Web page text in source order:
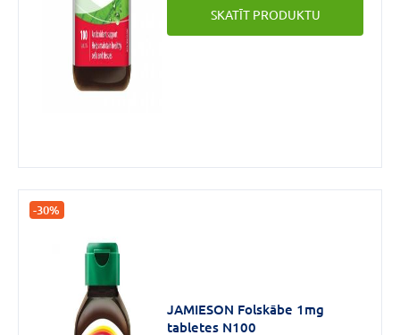
Zīmols
Forma
Tablete (3)
Aktīvās
SKATĪT PRODUKTU
-30%
JAMIESON Folskābe 1mg
tabletes N100